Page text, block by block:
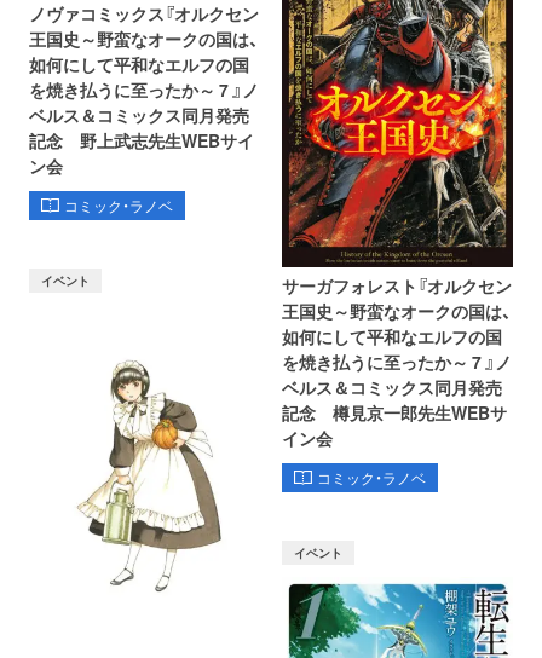
ノヴァコミックス『オルクセン
王国史～野蛮なオークの国は、
如何にして平和なエルフの国
を焼き払うに至ったか～ 7 』ノ
ベルス＆コミックス同月発売
記念 野上武志先生WEBサイ
ン会
コミック・ラノベ
サーガフォレスト『オルクセン
王国史～野蛮なオークの国は、
如何にして平和なエルフの国
を焼き払うに至ったか～ 7 』ノ
ベルス＆コミックス同月発売
記念 樽見京一郎先生WEBサ
イン会
コミック・ラノベ
イベント
イベント